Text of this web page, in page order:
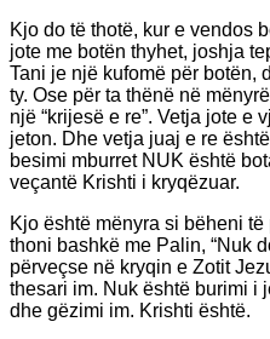
Kjo do të thotë, kur e vendos
jote me botën thyhet, joshja
Tani je një kufomë për botën,
ty. Ose për ta thënë në
një “krijesë e re”. Vetja jote e
jeton. Dhe vetja juaj e re
besimi mburret NUK është
veçantë Krishti i kryqëzuar.
Kjo është mënyra si bëheni
thoni bashkë me Palin, “Nuk
përveçse në kryqin e Zotit
thesari im. Nuk është burimi i
dhe gëzimi im. Krishti është.